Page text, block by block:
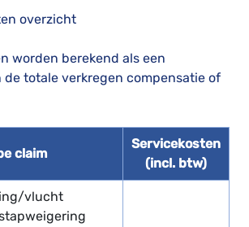
overzicht
worden berekend als een
de totale verkregen compensatie of
claim
Servicekosten
(incl. btw)
vlucht